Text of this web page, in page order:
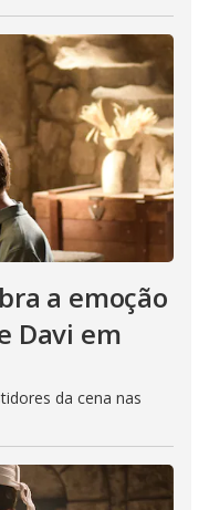
a emoção
Davi em
da cena nas